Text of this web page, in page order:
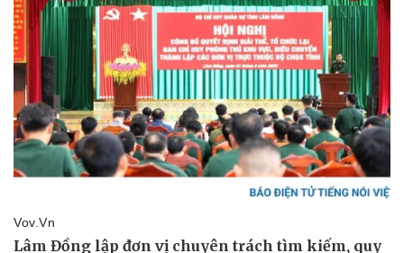
Pháp luật
Quân sự - Quốc phòng